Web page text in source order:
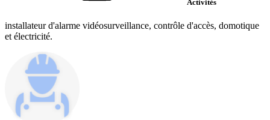
Activités
installateur d'alarme vidéosurveillance, contrôle d'accès, domotique
et électricité.